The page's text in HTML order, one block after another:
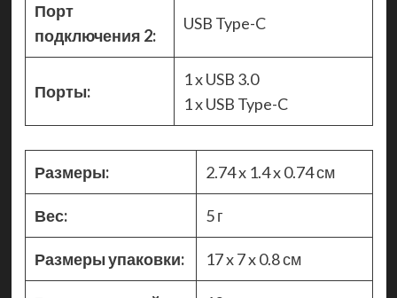
Порт
подключения 2:
USB Type-C
Порты:
1 x USB 3.0
1 x USB Type-C
Размеры: 2.74 x 1.4 x 0.74 см
Вес: 5 г
Размеры упаковки: 17 x 7 x 0.8 см